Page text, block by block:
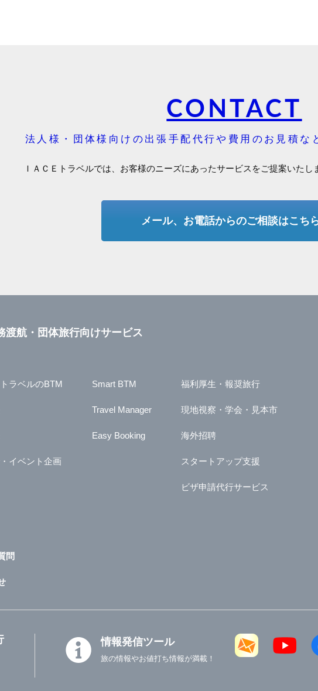
CONTACT
法人様・団体様向けの出張手配代行や費用のお見積な
ＩＡＣＥトラベルでは、お客様のニーズにあったサービスをご提案いたし
メール、お電話からのご相談はこち
渡航・団体旅行向けサービス
トラベルのBTM
イベント企画
Smart BTM
Travel Manager
Easy Booking
福利厚生・報奨旅行
現地視察・学会・見本市
海外招聘
スタートアップ支援
ビザ申請代行サービス
問
情報発信ツール
旅の情報やお値打ち情報が満載！